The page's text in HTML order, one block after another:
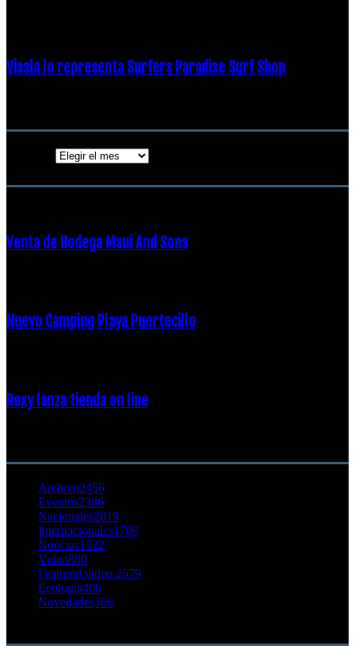
Vissla lo representa Surfers Paradise Surf Shop
Venta de Bodega Maui And Sons
Nuevo Camping Playa Puertecillo
Roxy lanza tienda on line
Archivo2456
Eventos2386
Nacionales2019
Internacionales1709
Noticias1322
Video880
Featured video 2579
Ecología406
Novedades366